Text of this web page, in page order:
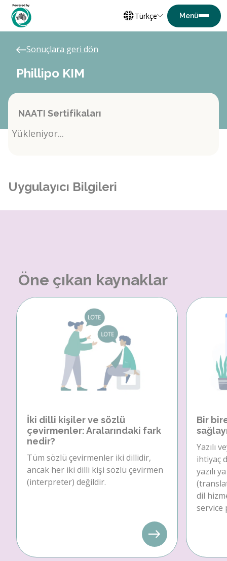
Türkçe
Sonuçlara geri dön
Phillipo KIM
NAATI Sertifikaları
Yükleniyor...
Uygulayıcı Bilgileri
Öne çıkan kaynaklar
İki dilli kişiler ve sözlü
çevirmenler: Aralarındaki fark
nedir?
Tüm sözlü çevirmenler iki dillidir,
ancak her iki dilli kişi sözlü çevirmen
(interpreter) değildir.
Bir
Yazılı
ihtiyaç
yazılı
dil
service